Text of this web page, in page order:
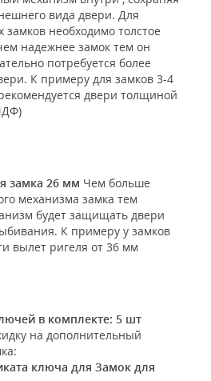
вида двери. Для
замков необходимо толстое
надежнее замок тем он
потребуется более
К примеру для замков 3-4
двери толщиной
замка 26 мм Чем больше
механизма замка тем
будет защищать двери
К примеру у замков
вылет ригеля от 36 мм
в комплекте: 5 шт
на дополнительный
ключа для Замок для